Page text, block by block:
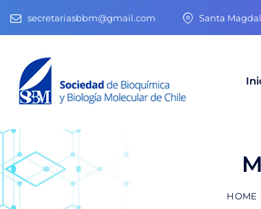
secretariasbbm@gmail.com Santa
HOME